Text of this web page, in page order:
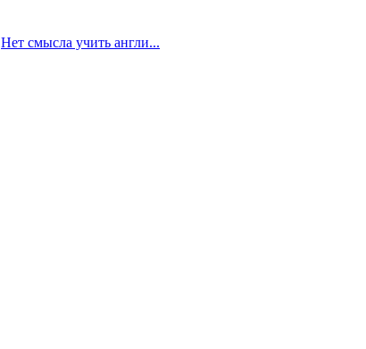
Нет смысла учить англи...